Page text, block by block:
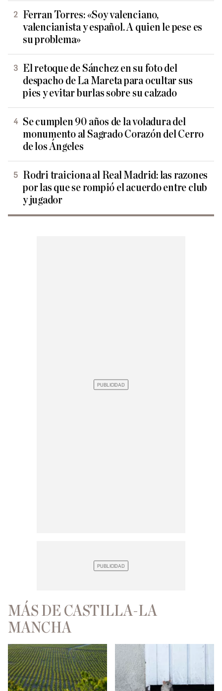
Ferran Torres: «Soy valenciano,
valencianista y español. A quien le pese es
su problema»
El retoque de Sánchez en su foto del
despacho de La Mareta para ocultar sus
pies y evitar burlas sobre su calzado
Se cumplen 90 años de la voladura del
monumento al Sagrado Corazón del Cerro
de los Ángeles
Rodri traiciona al Real Madrid: las razones
por las que se rompió el acuerdo entre club
y jugador
MÁS DE CASTILLA-LA
MANCHA